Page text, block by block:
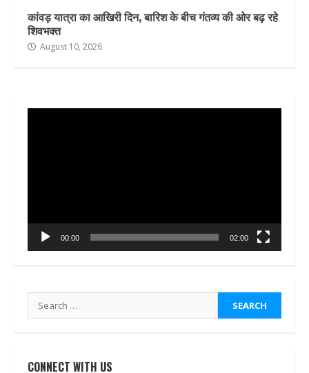
कांवड़ यात्रा का आखिरी दिन, बारिश के बीच गंतव्य की ओर बढ़ रहे
शिवभक्त
August 10, 2026
00:00 02:00
Search
for:
CONNECT WITH US